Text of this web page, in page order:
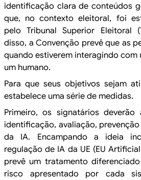
identificação clara de conteúdos
que, no contexto eleitoral, foi
pelo Tribunal Superior Eleitoral
disso, a Convenção prevê que as
quando estiverem interagindo com
um humano.
Para que seus objetivos sejam
estabelece uma série de medidas.
Primeiro, os signatários
identificação, avaliação,
da IA. Encampando a ideia
regulação de IA da UE (EU
prevê um tratamento
risco apresentado por cada